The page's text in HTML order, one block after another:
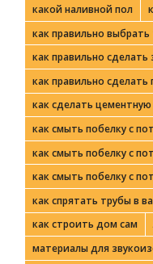
какой наливной пол
как правильно
как правильно
как правильно сделать
как сделать
как смыть побелку с
как смыть побелку с
как смыть побелку с
как спрятать трубы в
как строить дом сам
материалы для